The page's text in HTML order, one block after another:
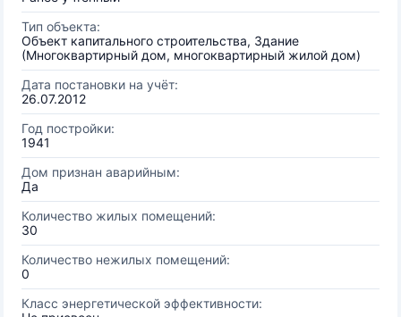
Тип объекта:
Объект капитального строительства, Здание
(Многоквартирный дом, многоквартирный жилой дом)
Дата постановки на учёт:
26.07.2012
Год постройки:
1941
Дом признан аварийным:
Да
Количество жилых помещений:
30
Количество нежилых помещений:
0
Класс энергетической эффективности: